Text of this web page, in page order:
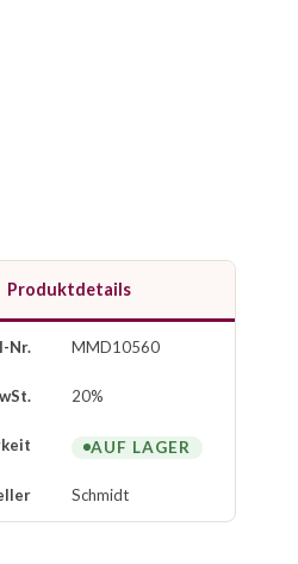
Produktdetails
Nr. MMD10560
20%
AUF LAGER
Schmidt